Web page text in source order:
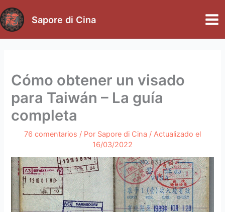
al
contenido
Sapore di Cina
Cómo obtener un visado
para Taiwán – La guía
completa
76 comentarios / Por Sapore di Cina / Actualizado el
16/03/2022